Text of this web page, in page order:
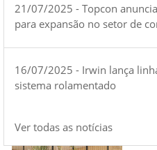
21/07/2025 - Topcon
para expansão no setor de
16/07/2025 - Irwin lança
sistema rolamentado
Ver todas as notícias